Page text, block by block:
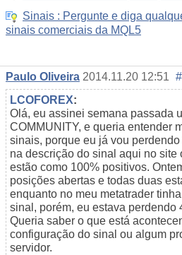
Sinais : Pergunte e diga
sinais comerciais da MQL5
Paulo Oliveira 2014.11.20 12:51
LCOFOREX:
Olá, eu assinei semana passada
COMMUNITY, e queria entender
sinais, porque eu já vou
na descrição do sinal aqui no site
estão como 100% positivos.
posições abertas e todas duas
enquanto no meu metatrader
sinal, porém, eu estava perdendo
Queria saber o que está
configuração do sinal ou algum
servidor.